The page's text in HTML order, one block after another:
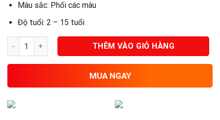
Màu sắc: Phối các màu
Độ tuổi: 2 – 15 tuổi
Nhà chòi cầu trượt ngoài trời mái con Mèo ANKID-4001 số
THÊM VÀO GIỎ HÀNG
MUA NGAY